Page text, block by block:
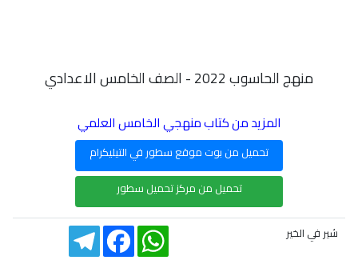
منهج الحاسوب 2022 - الصف الخامس الاعدادي
المزيد من كتاب منهجي الخامس العلمي
تحميل من بوت موقع سطور في التيليكرام
تحميل من مركز تحميل سطور
شير في الخير TelegramFacebookWhatsApp